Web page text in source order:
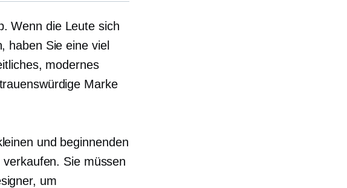
Wenn die Leute sich
haben Sie eine viel
modernes
Marke
und beginnenden
Sie müssen
um